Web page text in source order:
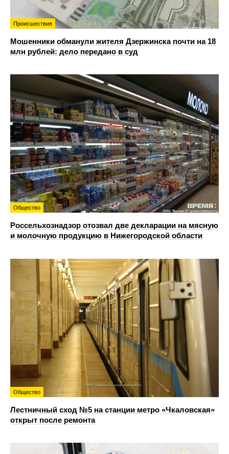
Происшествия
Мошенники обманули жителя Дзержинска почти на 18
млн рублей: дело передано в суд
Общество
Россельхознадзор отозвал две декларации на мясную
и молочную продукцию в Нижегородской области
Общество
Лестничный сход №5 на станции метро «Чкаловская»
открыт после ремонта